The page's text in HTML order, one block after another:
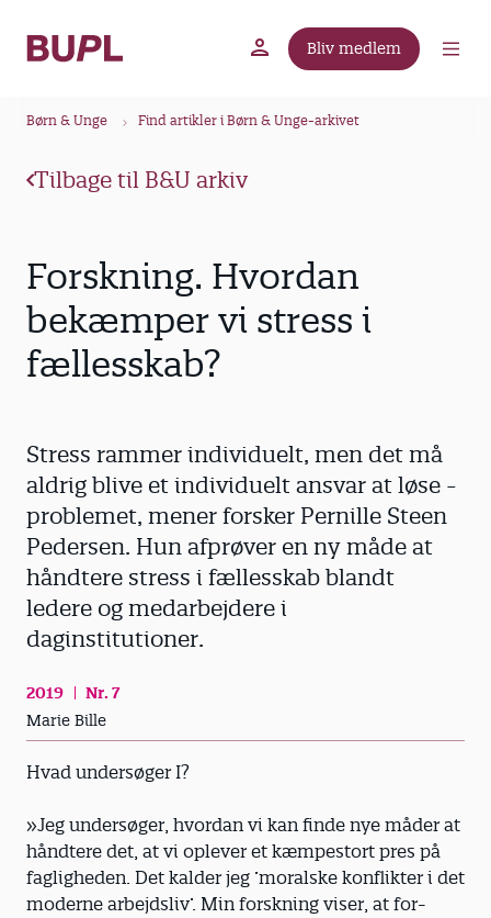
Bliv medlem
Børn & Unge Find artikler i Børn & Unge-arkivet
Tilbage til B&U arkiv
Forskning. Hvordan
bekæmper vi stress i
fællesskab?
Stress rammer individuelt, men det må
aldrig blive et individuelt ansvar at løse ­
problemet, mener forsker Pernille Steen
Pedersen. Hun afprøver en ny måde at
håndtere stress i ­fællesskab blandt
ledere og medarbejdere i
daginstitutioner.
2019
Nr. 7
Marie Bille
Hvad undersøger I?
»Jeg undersøger, hvordan vi kan finde nye måder at
håndtere det, at vi oplever et kæmpestort pres på
fagligheden. Det kalder jeg ’moralske konflikter i det
moderne arbejdsliv’. Min forskning viser, at for­